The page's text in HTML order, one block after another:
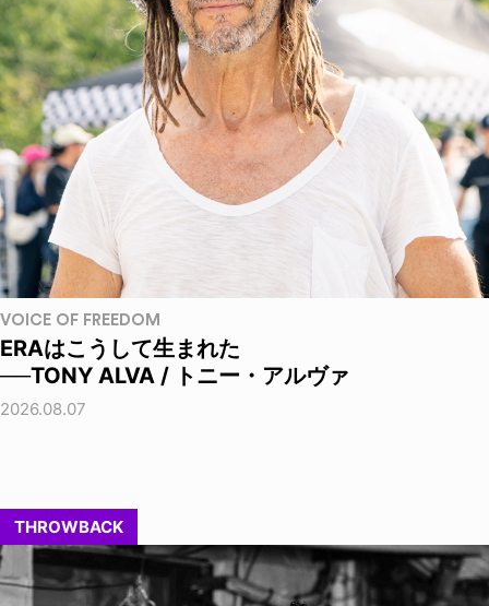
VOICE OF FREEDOM
ERAはこうして生まれた
──TONY ALVA / トニー・アルヴァ
2026.08.07
THROWBACK